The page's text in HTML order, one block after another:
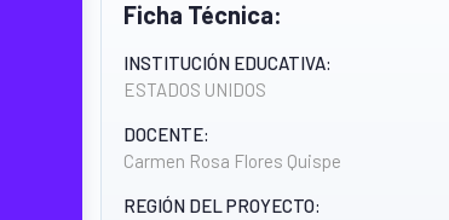
Ficha Técnica:
INSTITUCIÓN EDUCATIVA:
ESTADOS UNIDOS
DOCENTE:
Carmen Rosa Flores Quispe
REGIÓN DEL PROYECTO: